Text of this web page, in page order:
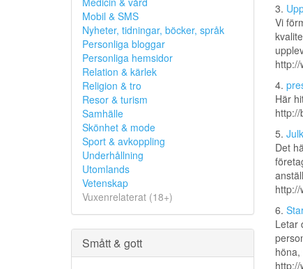
Mobil & SMS
Nyheter, tidningar, böcker, språk
Personliga bloggar
Personliga hemsidor
Relation & kärlek
Religion & tro
Resor & turism
Samhälle
Skönhet & mode
Sport & avkoppling
Underhållning
Utomlands
Vetenskap
Vuxenrelaterat (18+)
Smått & gott
3.
Vi
4.
Här
5.
Det
http://
6.
Letar
http://